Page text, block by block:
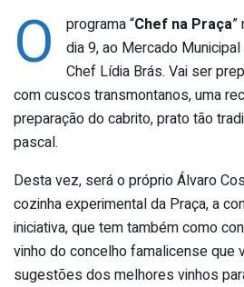
O programa “Chef na Praça”
dia 9, ao Mercado
Chef Lídia Brás. Vai ser
com cuscos transmontanos, uma
preparação do cabrito, prato tão
pascal.
Desta vez, será o próprio Álvaro
cozinha experimental da Praça, a
iniciativa, que tem também como
vinho do concelho famalicense que
sugestões dos melhores vinhos